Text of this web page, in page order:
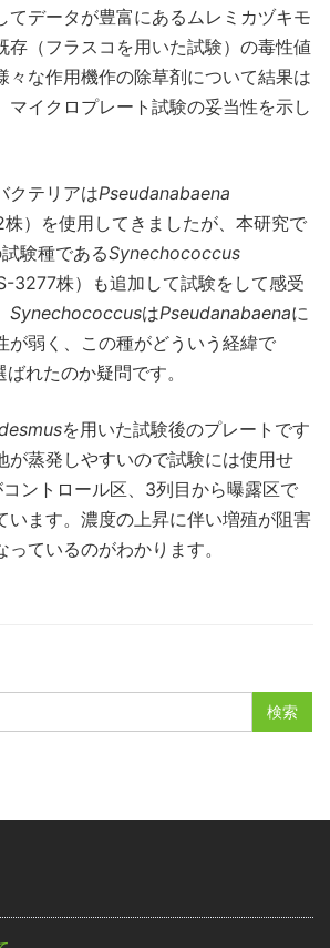
てデータが豊富にあるムレミカヅキモ
存（フラスコを用いた試験）の毒性値
々な作用機作の除草剤について結果は
マイクロプレート試験の妥当性を示し
クテリアはPseudanabaena
株）を使用してきましたが、本研究で
験種であるSynechococcus
3277株）も追加して試験をして感受
SynechococcusはPseudanabaenaに
が弱く、この種がどういう経緯で
れたのか疑問です。
を用いた試験後のプレートです
が蒸発しやすいので試験には使用せ
ントロール区、3列目から曝露区で
います。濃度の上昇に伴い増殖が阻害
ているのがわかります。